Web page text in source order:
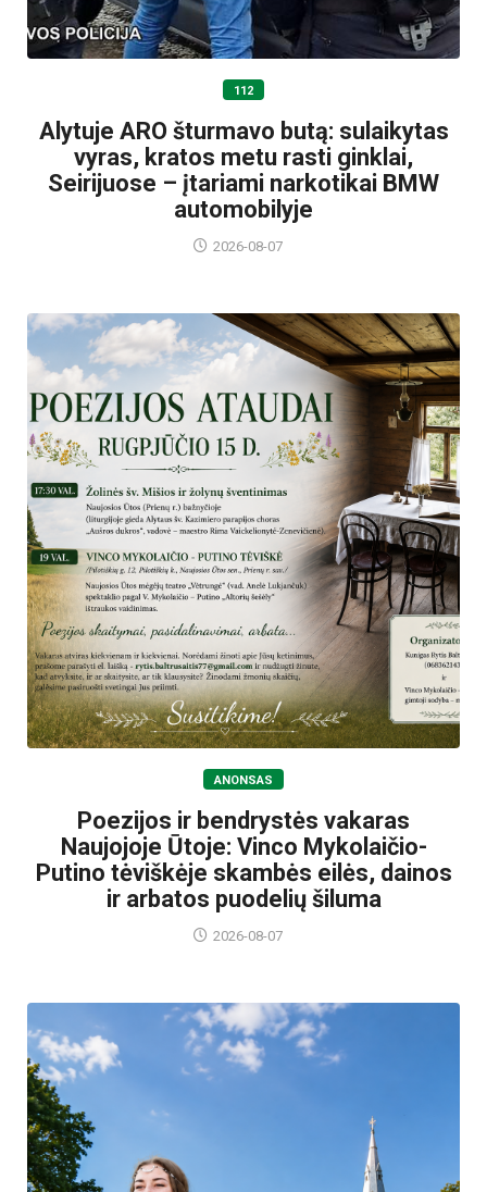
112
Alytuje ARO šturmavo butą: sulaikytas
vyras, kratos metu rasti ginklai,
Seirijuose – įtariami narkotikai BMW
automobilyje
2026-08-07
ANONSAS
Poezijos ir bendrystės vakaras
Naujojoje Ūtoje: Vinco Mykolaičio-
Putino tėviškėje skambės eilės, dainos
ir arbatos puodelių šiluma
2026-08-07